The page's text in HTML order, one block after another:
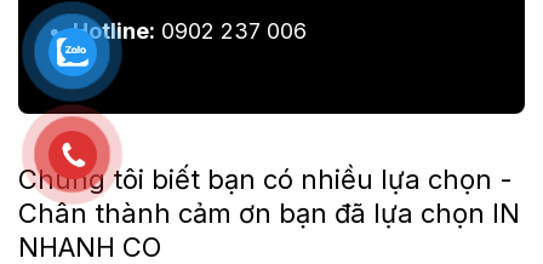
Hotline: 0902 237 006
Chúng tôi biết bạn có nhiều lựa chọn -
Chân thành cảm ơn bạn đã lựa chọn IN
NHANH CO